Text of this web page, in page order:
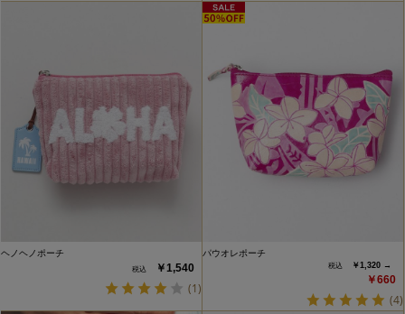
ヘノヘノポーチ
￥1,540
(1)
パウオレポーチ
￥1,320 →
￥660
(4)